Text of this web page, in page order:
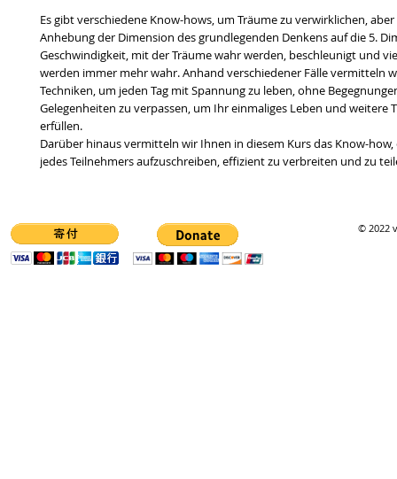
Es gibt verschiedene Know-hows, um Träume zu verwirklichen,
Anhebung der Dimension des grundlegenden Denkens auf die 5.
Geschwindigkeit, mit der Träume wahr werden, beschleunigt und
werden immer mehr wahr. Anhand verschiedener Fälle vermitteln
Techniken, um jeden Tag mit Spannung zu leben, ohne
Gelegenheiten zu verpassen, um Ihr einmaliges Leben und weitere
erfüllen.
Darüber hinaus vermitteln wir Ihnen in diesem Kurs das Know-how,
jedes Teilnehmers aufzuschreiben, effizient zu verbreiten und zu
© 2022